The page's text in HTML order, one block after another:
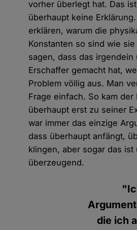
vorher überlegt hat. Das
überhaupt keine
erklären, warum die
Konstanten so sind wie
sagen, dass das irgendein
Erschaffer gemacht hat,
Problem völlig aus. Man
Frage einfach. So kam der
überhaupt erst zu seiner
war immer das einzige
dass überhaupt anfängt,
klingen, aber sogar das
überzeugend.
die ich